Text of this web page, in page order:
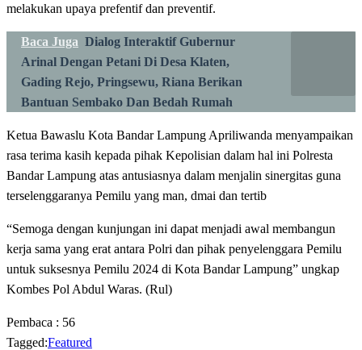
melakukan upaya prefentif dan preventif.
Baca Juga Dialog Interaktif Gubernur
Arinal Dengan Petani Di Desa Klaten,
Gading Rejo, Pringsewu, Riana Berikan
Bantuan Sembako Dan Bedah Rumah
Ketua Bawaslu Kota Bandar Lampung Apriliwanda menyampaikan
rasa terima kasih kepada pihak Kepolisian dalam hal ini Polresta
Bandar Lampung atas antusiasnya dalam menjalin sinergitas guna
terselenggaranya Pemilu yang man, dmai dan tertib
“Semoga dengan kunjungan ini dapat menjadi awal membangun
kerja sama yang erat antara Polri dan pihak penyelenggara Pemilu
untuk suksesnya Pemilu 2024 di Kota Bandar Lampung” ungkap
Kombes Pol Abdul Waras. (Rul)
Pembaca : 56
Tagged:Featured